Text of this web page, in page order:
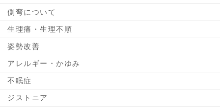
側弯について
生理痛・生理不順
姿勢改善
アレルギー・かゆみ
不眠症
ジストニア